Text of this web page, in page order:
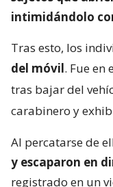
intimidándolo
Tras esto, los
del móvil. Fue en
tras bajar del
carabinero y
Al percatarse de
y escaparon en
registrado en un